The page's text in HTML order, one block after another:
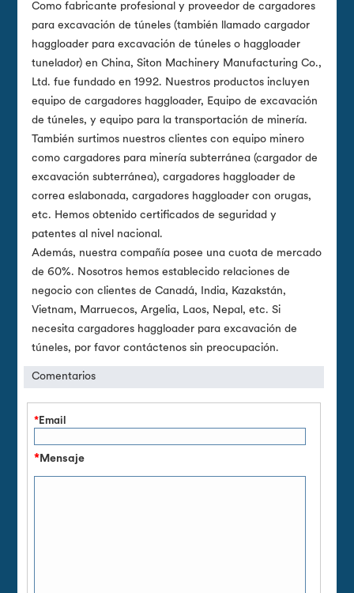
Como fabricante profesional y proveedor de cargadores
para excavación de túneles (también llamado cargador
haggloader para excavación de túneles o haggloader
tunelador) en China, Siton Machinery Manufacturing Co.,
Ltd. fue fundado en 1992. Nuestros productos incluyen
equipo de cargadores haggloader, Equipo de excavación
de túneles, y equipo para la transportación de minería.
También surtimos nuestros clientes con equipo minero
como cargadores para minería subterránea (cargador de
excavación subterránea), cargadores haggloader de
correa eslabonada, cargadores haggloader con orugas,
etc. Hemos obtenido certificados de seguridad y
patentes al nivel nacional.
Además, nuestra compañía posee una cuota de mercado
de 60%. Nosotros hemos establecido relaciones de
negocio con clientes de Canadá, India, Kazakstán,
Vietnam, Marruecos, Argelia, Laos, Nepal, etc. Si
necesita cargadores haggloader para excavación de
túneles, por favor contáctenos sin preocupación.
Comentarios
*Email
*Mensaje